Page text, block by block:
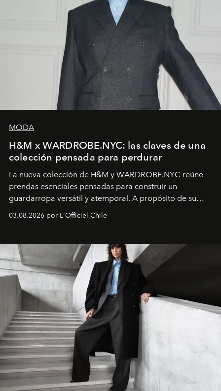
MODA
H&M x WARDROBE.NYC: las claves de una
colección pensada para perdurar
La nueva colección de H&M y WARDROBE.NYC reúne
prendas esenciales pensadas para construir un
guardarropa versátil y atemporal. A propósito de su
la asesora creativa y jefa de diseño global de la marca
y la filosofía detrás de la propuesta.
03.08.2026 por L'Officiel Chile